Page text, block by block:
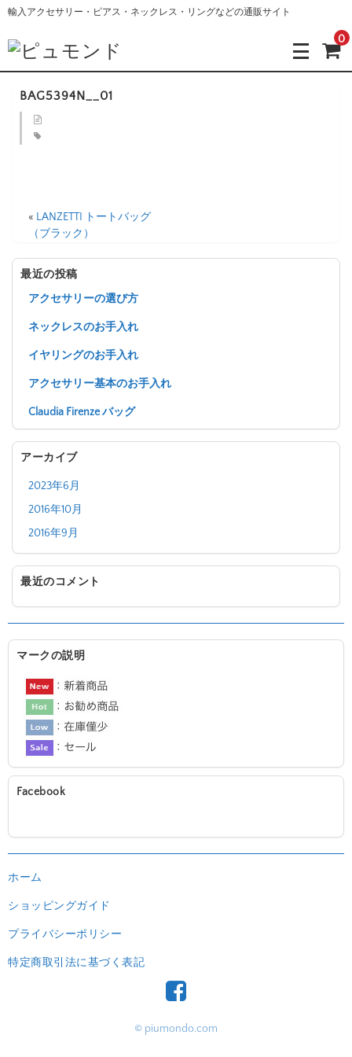
輸入アクセサリー・ピアス・ネックレス・リングなどの通販サイト
0
BAG5394N__01
« LANZETTI トートバッグ
（ブラック）
最近の投稿
アクセサリーの選び方
ネックレスのお手入れ
イヤリングのお手入れ
アクセサリー基本のお手入れ
Claudia Firenze バッグ
アーカイブ
2023年6月
2016年10月
2016年9月
最近のコメント
マークの説明
Facebook
ホーム
ショッピングガイド
プライバシーポリシー
特定商取引法に基づく表記
© piumondo.com